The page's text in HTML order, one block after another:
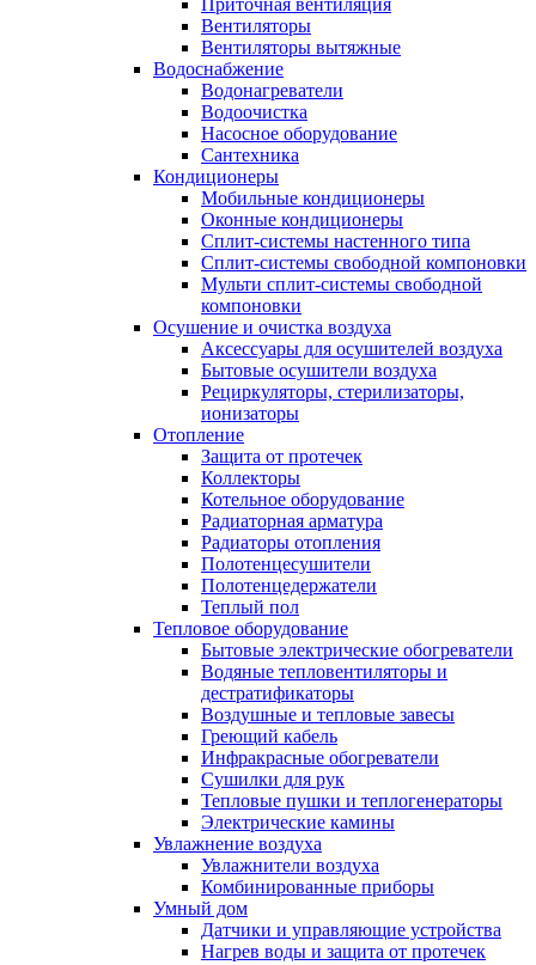
Приточная вентиляция
Вентиляторы
Вентиляторы вытяжные
Водоснабжение
Водонагреватели
Водоочистка
Насосное оборудование
Сантехника
Кондиционеры
Мобильные кондиционеры
Оконные кондиционеры
Сплит-системы настенного типа
Сплит-системы свободной компоновки
Мульти сплит-системы свободной
компоновки
Осушение и очистка воздуха
Аксессуары для осушителей воздуха
Бытовые осушители воздуха
Рециркуляторы, стерилизаторы,
ионизаторы
Отопление
Защита от протечек
Коллекторы
Котельное оборудование
Радиаторная арматура
Радиаторы отопления
Полотенцесушители
Полотенцедержатели
Теплый пол
Тепловое оборудование
Бытовые электрические обогреватели
Водяные тепловентиляторы и
дестратификаторы
Воздушные и тепловые завесы
Греющий кабель
Инфракрасные обогреватели
Сушилки для рук
Тепловые пушки и теплогенераторы
Электрические камины
Увлажнение воздуха
Увлажнители воздуха
Комбинированные приборы
Умный дом
Датчики и управляющие устройства
Нагрев воды и защита от протечек